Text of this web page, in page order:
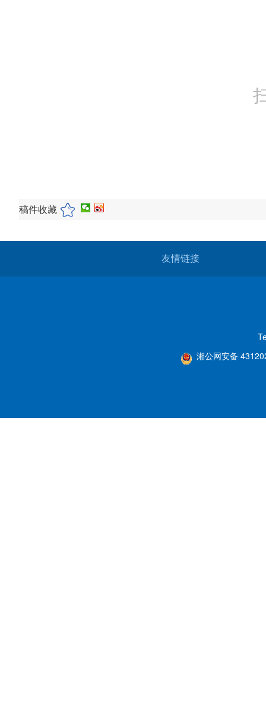
稿件收藏
友情链接
湘公网安备